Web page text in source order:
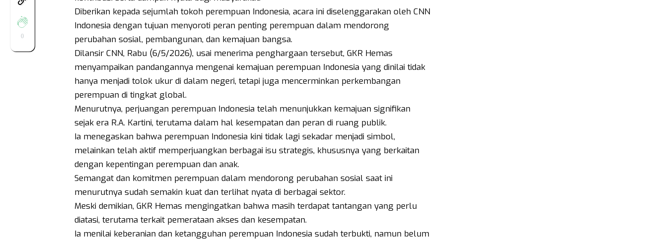
0
Diberikan kepada sejumlah tokoh perempuan Indonesia, acara ini diselenggarakan oleh CNN
Indonesia dengan tujuan menyoroti peran penting perempuan dalam mendorong
perubahan sosial, pembangunan, dan kemajuan bangsa.
Dilansir CNN, Rabu (6/5/2026), usai menerima penghargaan tersebut, GKR Hemas
menyampaikan pandangannya mengenai kemajuan perempuan Indonesia yang dinilai tidak
hanya menjadi tolok ukur di dalam negeri, tetapi juga mencerminkan perkembangan
perempuan di tingkat global.
Menurutnya, perjuangan perempuan Indonesia telah menunjukkan kemajuan signifikan
sejak era R.A. Kartini, terutama dalam hal kesempatan dan peran di ruang publik.
Ia menegaskan bahwa perempuan Indonesia kini tidak lagi sekadar menjadi simbol,
melainkan telah aktif memperjuangkan berbagai isu strategis, khususnya yang berkaitan
dengan kepentingan perempuan dan anak.
Semangat dan komitmen perempuan dalam mendorong perubahan sosial saat ini
menurutnya sudah semakin kuat dan terlihat nyata di berbagai sektor.
Meski demikian, GKR Hemas mengingatkan bahwa masih terdapat tantangan yang perlu
diatasi, terutama terkait pemerataan akses dan kesempatan.
Ia menilai keberanian dan ketangguhan perempuan Indonesia sudah terbukti, namun belum